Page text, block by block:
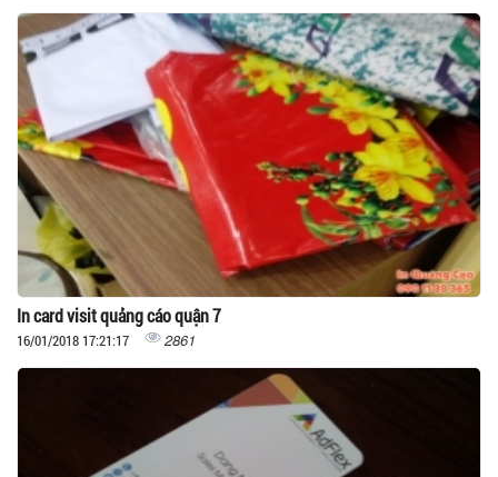
In card visit quảng cáo quận 7
16/01/2018 17:21:17 2861